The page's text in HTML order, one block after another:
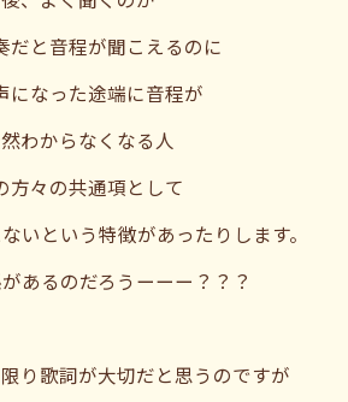
だと音程が聞こえるのに
になった途端に音程が
わからなくなる人
方々の共通項として
いという特徴があったりします。
あるのだろうーーー？？？
り歌詞が大切だと思うのですが